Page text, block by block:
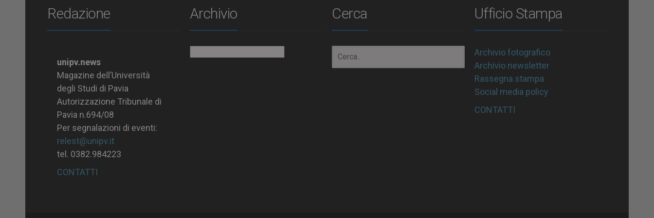
Redazione
unipv.news
Magazine dell’Università
degli Studi di Pavia
Autorizzazione Tribunale di
Pavia n.694/08
Per segnalazioni di eventi:
relest@unipv.it
tel. 0382.984223
CONTATTI
Archivio Cerca Ufficio Stampa
Archivio fotografico
Archivio newsletter
Rassegna stampa
Social media policy
CONTATTI